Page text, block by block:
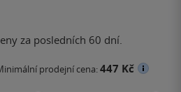
za posledních 60 dní.
prodejní cena:447 Kč